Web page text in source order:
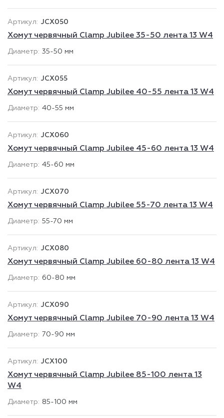
JCX050
Хомут червячный Clamp Jubilee 35-50 лента 13 W4
35-50 мм
JCX055
Хомут червячный Clamp Jubilee 40-55 лента 13 W4
40-55 мм
JCX060
Хомут червячный Clamp Jubilee 45-60 лента 13 W4
45-60 мм
JCX070
Хомут червячный Clamp Jubilee 55-70 лента 13 W4
55-70 мм
JCX080
Хомут червячный Clamp Jubilee 60-80 лента 13 W4
60-80 мм
JCX090
Хомут червячный Clamp Jubilee 70-90 лента 13 W4
70-90 мм
JCX100
Хомут червячный Clamp Jubilee 85-100 лента 13
W4
85-100 мм